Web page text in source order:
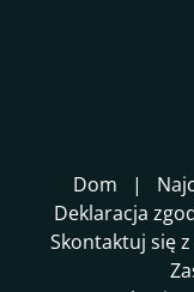
Dom
Deklaracja
Skontaktuj się